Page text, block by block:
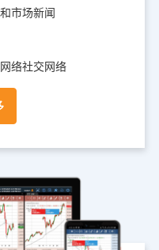
市场新闻
络社交网络